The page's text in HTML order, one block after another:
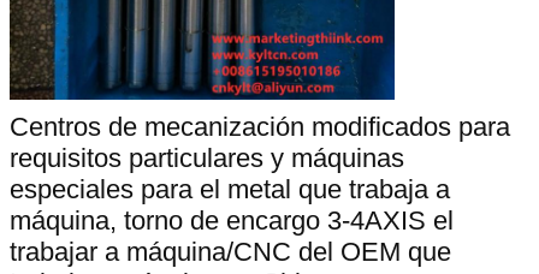
Centros de mecanización modificados para
requisitos particulares y máquinas
especiales para el metal que trabaja a
máquina, torno de encargo 3-4AXIS el
trabajar a máquina/CNC del OEM que